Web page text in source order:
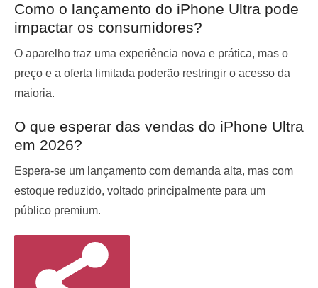
Como o lançamento do iPhone Ultra pode
impactar os consumidores?
O aparelho traz uma experiência nova e prática, mas o
preço e a oferta limitada poderão restringir o acesso da
maioria.
O que esperar das vendas do iPhone Ultra
em 2026?
Espera-se um lançamento com demanda alta, mas com
estoque reduzido, voltado principalmente para um
público premium.